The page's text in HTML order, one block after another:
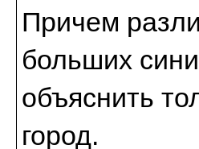
Причем
больших
объяснить
город.